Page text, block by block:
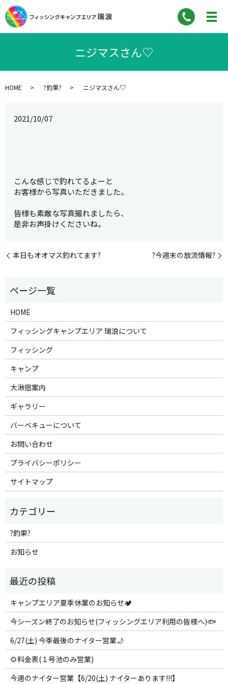
ニジマスさん♡
HOME ?釣果? ニジマスさん♡
2021/10/07
こんな感じで釣れてるよーと
お客様から写真いただきました。
皆様も素敵な写真撮れましたら、
是非お声掛けくださいね。
本日もオオマス釣れてます? ?今週末の放流情報?
HOME
フィッシングキャンプエリア 瑞浪について
フィッシング
キャンプ
大湫宿案内
ギャラリー
バーベキューについて
お問い合わせ
プライバシーポリシー
サイトマップ
?釣果?
お知らせ
キャンプエリア夏季休業のお知らせ🏕️
今シーズン終了のお知らせ(フィッシングエリア利用の皆様へ)🐟
6/27(土) 今季最後のナイター営業🌙
🌻料金表(１号池のみ営業)
今週のナイター営業【6/20(土) ナイターあります!!!】